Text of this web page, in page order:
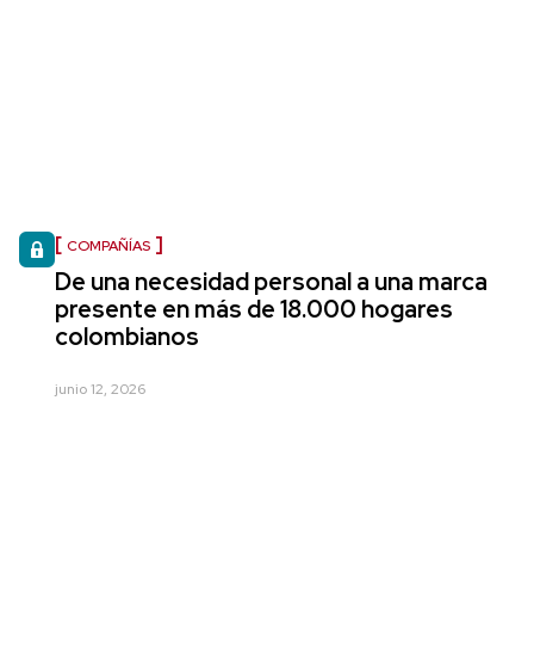
COMPAÑÍAS
De una necesidad personal a una marca
presente en más de 18.000 hogares
colombianos
junio 12, 2026